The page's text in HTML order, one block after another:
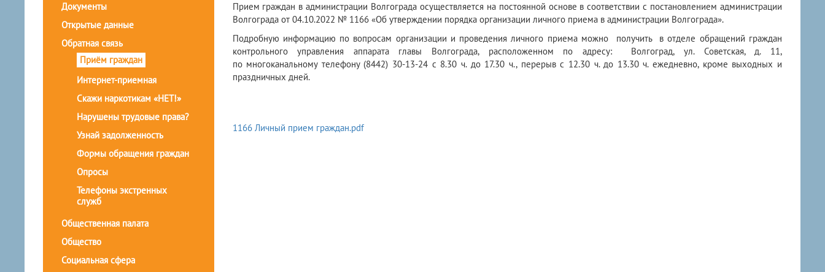
Документы
Открытые данные
Обратная связь
Приём граждан
Интернет-приемная
Скажи наркотикам «НЕТ!»
Нарушены трудовые права?
Узнай задолженность
Формы обращения граждан
Опросы
Телефоны экстренных
служб
Общественная палата
Общество
Социальная сфера
Прием граждан в администрации Волгограда осуществляется на постоянной основе в соответствии с постановлением администрации
Волгограда от 04.10.2022 № 1166 «Об утверждении порядка организации личного приема в администрации Волгограда».
Подробную информацию по вопросам организации и проведения личного приема можно получить в отделе обращений граждан
контрольного управления аппарата главы Волгограда, расположенном по адресу: Волгоград, ул. Советская, д. 11,
по многоканальному телефону (8442) 30-13-24 с 8.30 ч. до 17.30 ч., перерыв с 12.30 ч. до 13.30 ч. ежедневно, кроме выходных и
праздничных дней.
1166 Личный прием граждан.pdf